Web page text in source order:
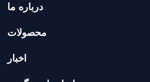
درباره ما
محصولات
اخبار